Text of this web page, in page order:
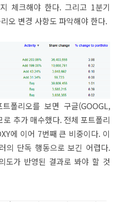
체크해야 한다. 그리고 1분기
오 변경 사항도 파악해야 한다.
폴리오를 보면 구글(GOOGL,
추가 매수했다. 전체 포트폴리
에 이어 7번째 큰 비중이다. 이
의 단독 행동으로 보긴 어렵다.
도가 반영된 결과로 봐야 할 것